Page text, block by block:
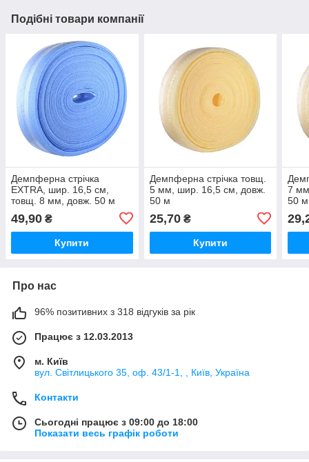
Подібні товари компанії
Демпферна стрічка
EXTRA, шир. 16,5 см,
товщ. 8 мм, довж. 50 м
49,90 ₴
Купити
Демпферна стрічка товщ.
5 мм, шир. 16,5 см, довж.
50 м
25,70₴
Купити
7
50 м
Про нас
96% позитивних з 318 відгуків за рік
Працює з 12.03.2013
м. Київ
вул. Світлицького 35, оф. 43/1-1, , Київ, Україна
Контакти
Сьогодні працює з 09:00 до 18:00
Показати весь графік роботи